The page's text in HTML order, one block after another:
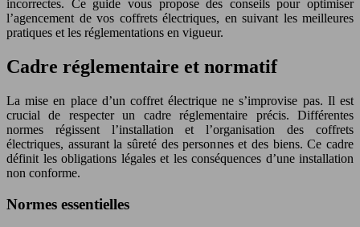
incorrectes. Ce guide vous propose des conseils pour optimiser
l’agencement de vos coffrets électriques, en suivant les meilleures
pratiques et les réglementations en vigueur.
Cadre réglementaire et normatif
La mise en place d’un coffret électrique ne s’improvise pas. Il est
crucial de respecter un cadre réglementaire précis. Différentes
normes régissent l’installation et l’organisation des coffrets
électriques, assurant la sûreté des personnes et des biens. Ce cadre
définit les obligations légales et les conséquences d’une installation
non conforme.
Normes essentielles